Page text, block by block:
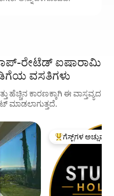
ರೇಟೆಡ್ ಐಷಾರಾಮಿ
ವಸತಿಗಳು
ಹೆಚ್ಚಿನ ಕಾರಣಕ್ಕಾಗಿ ಈ ವಾಸ್ತವ್ಯದ
ಮಾಡಲಾಗುತ್ತದೆ.
ಗೆಸ್ಟ್‌ಗಳಿಗೆ ಅತಿ ಹೆಚ್ಚು
ಗೆಸ್ಟ್‌ಗಳ